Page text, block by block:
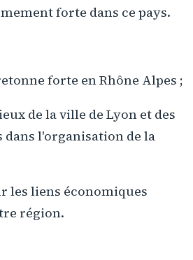
forte dans ce pays.
forte en Rhône Alpes ;
de la ville de Lyon et des
l'organisation de la
les liens économiques
région.